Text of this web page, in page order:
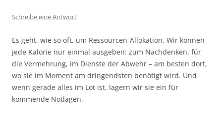
Schreibe eine Antwort
Es geht, wie so oft, um Ressourcen-Allokation. Wir können
jede Kalorie nur einmal ausgeben: zum Nachdenken, für
die Vermehrung, im Dienste der Abwehr – am besten dort,
wo sie im Moment am dringendsten benötigt wird. Und
wenn gerade alles im Lot ist, lagern wir sie ein für
kommende Notlagen.